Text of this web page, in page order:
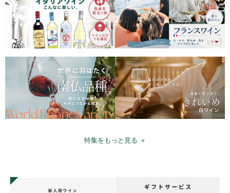
特集をもっと見る ＋